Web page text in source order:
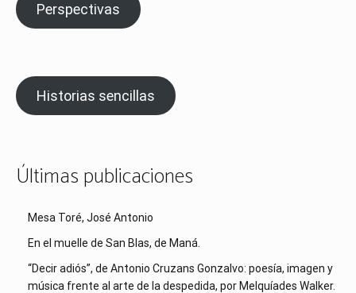
Perspectivas
Historias sencillas
Últimas publicaciones
Mesa Toré, José Antonio
En el muelle de San Blas, de Maná.
“Decir adiós”, de Antonio Cruzans Gonzalvo: poesía, imagen y
música frente al arte de la despedida, por Melquíades Walker.